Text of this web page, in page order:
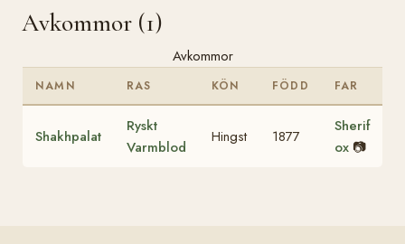
Avkommor (1)
Avkommor
NAMN RAS KÖN FÖDD FAR
Shakhpalat
Ryskt
Varmblod
Hingst 1877
Sherif
ox 📷